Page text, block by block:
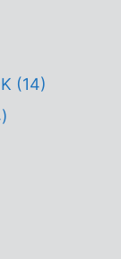
(14)